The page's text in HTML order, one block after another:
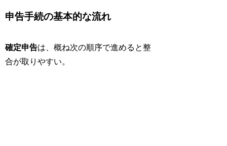
申告手続の基本的な流れ
確定申告は、概ね次の順序で進めると整
合が取りやすい。